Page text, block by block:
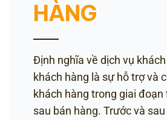
HÀNG
Định nghĩa về dịch vụ
khách hàng là sự hỗ trợ và
khách hàng trong giai
sau bán hàng. Trước và